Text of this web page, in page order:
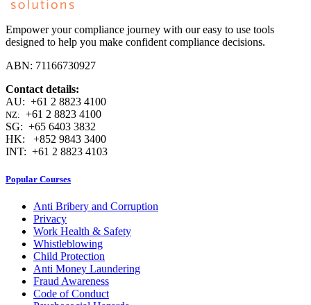
Empower your compliance journey with our easy to use tools
designed to help you make confident compliance decisions.
ABN: 71166730927
Contact details:
AU: +61 2 8823 4100
NZ: +61 2 8823 4100
SG: +65 6403 3832
HK: +852 9843 3400
INT: +61 2 8823 4103
Popular Courses
Anti Bribery and Corruption
Privacy
Work Health & Safety
Whistleblowing
Child Protection
Anti Money Laundering
Fraud Awareness
Code of Conduct